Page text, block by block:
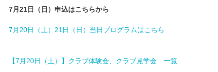
7月 21日（日）申込はこちらから
7月20日（土）21日（日）当日プログラムはこちら
【7月20日（土）】クラブ体験会、クラブ見学会 一覧